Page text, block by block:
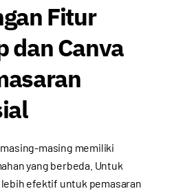
Fitur
dan Canva
masing memiliki
yang berbeda. Untuk
lebih efektif untuk pemasaran